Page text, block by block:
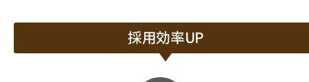
採用効率UP